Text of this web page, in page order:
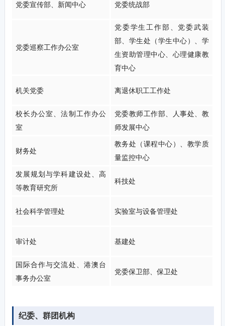
党委宣传部、新闻中心 党委统战部
党委巡察工作办公室
党委学生工作部、党委武装
部、学生处（学生中心）、学
生资助管理中心、心理健康教
育中心
机关党委 离退休职工工作处
校长办公室、法制工作办公
室
党委教师工作部、人事处、教
师发展中心
财务处
教务处（课程中心）、教学质
量监控中心
发展规划与学科建设处、高
等教育研究所
科技处
社会科学管理处 实验室与设备管理处
审计处 基建处
国际合作与交流处、港澳台
事务办公室
党委保卫部、保卫处
纪委、群团机构